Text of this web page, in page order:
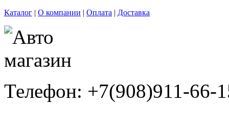
Каталог | О компании | Оплата | Доставка
Телефон: +7(908)911-66-